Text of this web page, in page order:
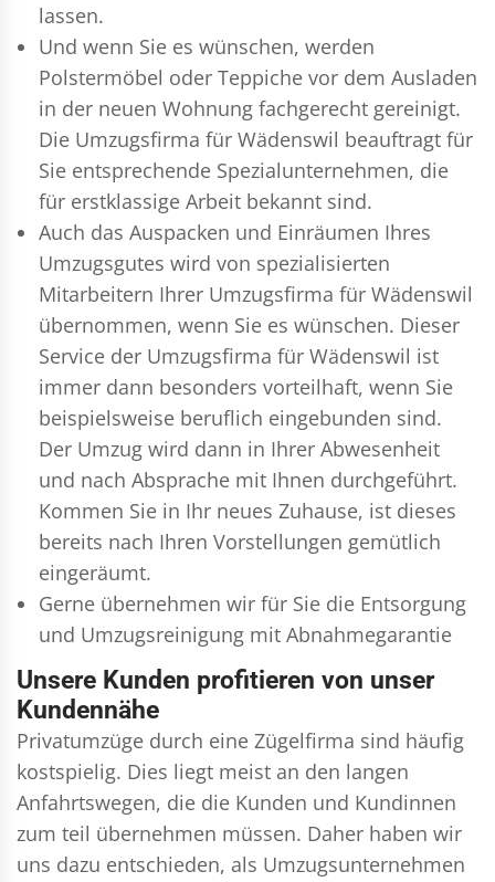
lassen.
Und wenn Sie es wünschen, werden
Polstermöbel oder Teppiche vor dem Ausladen
in der neuen Wohnung fachgerecht gereinigt.
Die Umzugsfirma für Wädenswil beauftragt für
Sie entsprechende Spezialunternehmen, die
für erstklassige Arbeit bekannt sind.
Auch das Auspacken und Einräumen Ihres
Umzugsgutes wird von spezialisierten
Mitarbeitern Ihrer Umzugsfirma für Wädenswil
übernommen, wenn Sie es wünschen. Dieser
Service der Umzugsfirma für Wädenswil ist
immer dann besonders vorteilhaft, wenn Sie
beispielsweise beruflich eingebunden sind.
Der Umzug wird dann in Ihrer Abwesenheit
und nach Absprache mit Ihnen durchgeführt.
Kommen Sie in Ihr neues Zuhause, ist dieses
bereits nach Ihren Vorstellungen gemütlich
eingeräumt.
Gerne übernehmen wir für Sie die Entsorgung
und Umzugsreinigung mit Abnahmegarantie
Unsere Kunden profitieren von unser
Kundennähe
Privatumzüge durch eine Zügelfirma sind häufig
kostspielig. Dies liegt meist an den langen
Anfahrtswegen, die die Kunden und Kundinnen
zum teil übernehmen müssen. Daher haben wir
uns dazu entschieden, als Umzugsunternehmen